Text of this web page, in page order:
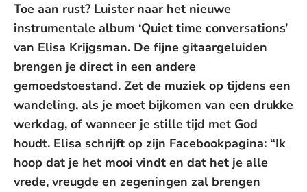
Toe aan rust? Luister naar het nieuwe
instrumentale album ‘Quiet time conversations’
van Elisa Krijgsman. De fijne gitaargeluiden
brengen je direct in een andere
gemoedstoestand. Zet de muziek op tijdens een
wandeling, als je moet bijkomen van een drukke
werkdag, of wanneer je stille tijd met God
houdt. Elisa schrijft op zijn Facebookpagina: “Ik
hoop dat je het mooi vindt en dat het je alle
vrede, vreugde en zegeningen zal brengen